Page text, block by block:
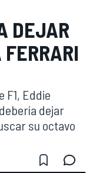
DEJAR
FERRARI
F1, Eddie
dejar
su octavo